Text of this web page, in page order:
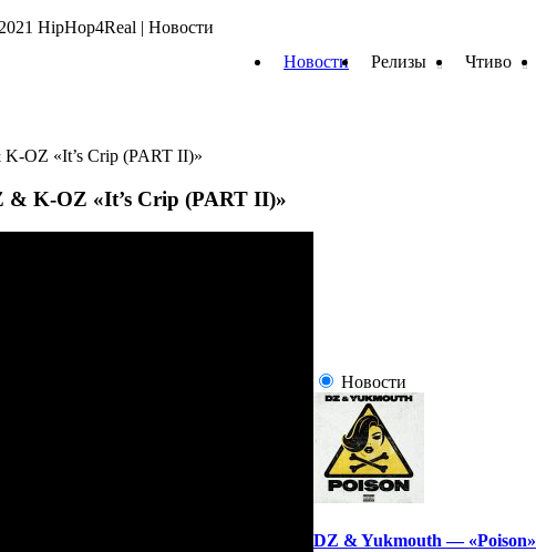
Новости Релизы Чтиво
K-OZ «It’s Crip (PART II)»
& K-OZ «It’s Crip (PART II)»
Новости
DZ & Yukmouth — «Poison»
HipHop4Real | Новости